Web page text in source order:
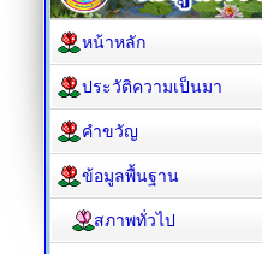
หน้าหลัก
ประวัติความเป็นมา
คำขวัญ
ข้อมูลพื้นฐาน
สภาพทั่วไป